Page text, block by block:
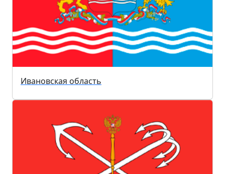
Ивановская область